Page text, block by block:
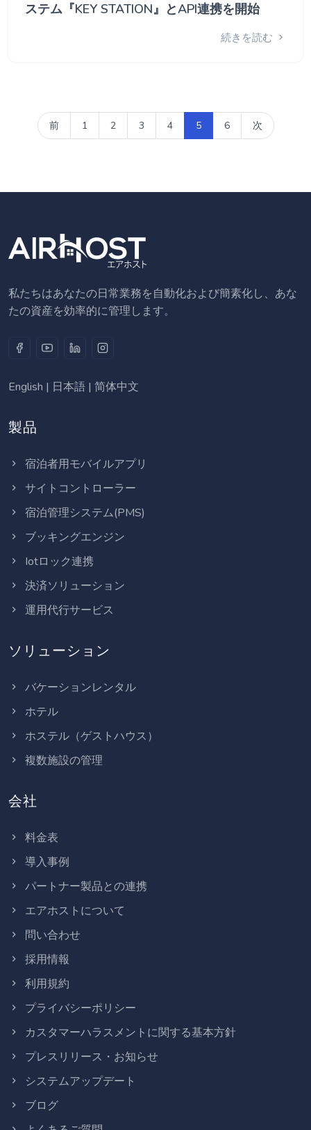
ステム『KEY STATION』とAPI連携を開始
続きを読む
前 1 2 3 4 5 6 次
私たちはあなたの日常業務を自動化および簡素化し、あな
たの資産を効率的に管理します。
English | 日本語 | 简体中文
製品
宿泊者用モバイルアプリ
サイトコントローラー
宿泊管理システム(PMS)
ブッキングエンジン
Iotロック連携
決済ソリューション
運用代行サービス
ソリューション
バケーションレンタル
ホテル
ホステル（ゲストハウス）
複数施設の管理
会社
料金表
導入事例
パートナー製品との連携
エアホストについて
問い合わせ
採用情報
利用規約
プライバシーポリシー
カスタマーハラスメントに関する基本方針
プレスリリース・お知らせ
システムアップデート
ブログ